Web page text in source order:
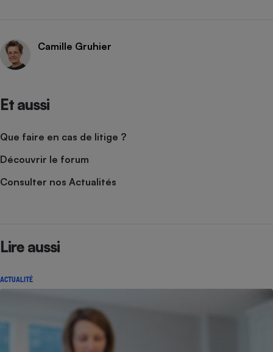
Camille Gruhier
Et aussi
Que faire en cas de litige ?
Découvrir le forum
Consulter nos Actualités
Lire aussi
ACTUALITÉ